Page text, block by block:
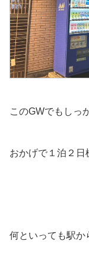
このGWでもしっ
おかげで１泊２日
何といっても駅か